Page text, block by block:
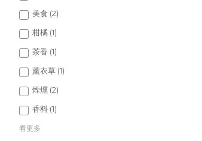
美食 (2)
柑橘 (1)
茶香 (1)
薰衣草 (1)
煙燻 (2)
香料 (1)
看更多